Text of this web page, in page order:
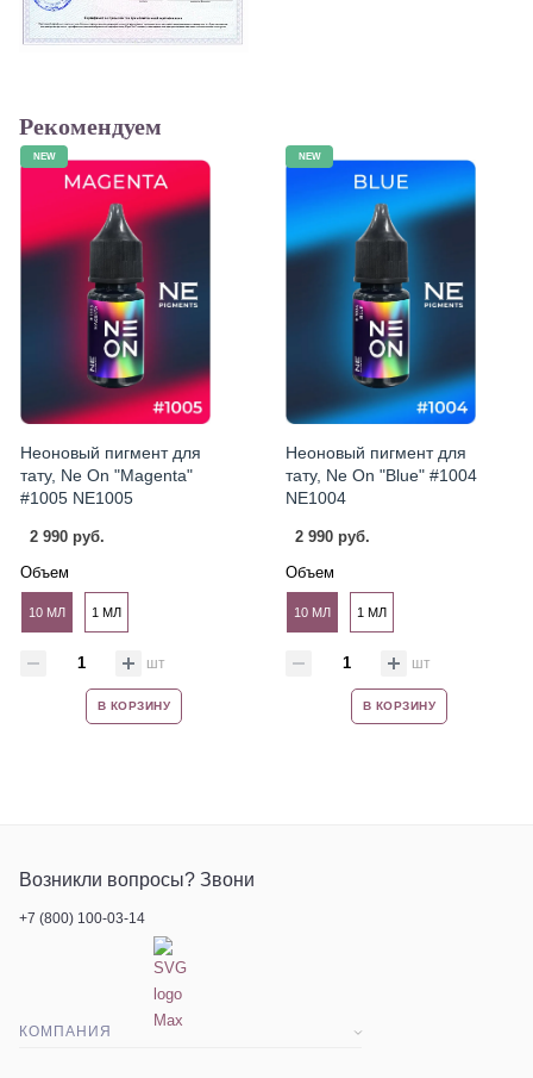
Рекомендуем
NEW
Неоновый пигмент для
тату, Ne On "Magenta"
#1005 NE1005
2 990 руб.
Объем
10 МЛ 1 МЛ
шт
В КОРЗИНУ
NEW
Неоновый пигмент для
тату, Ne On "Blue" #1004
NE1004
2 990 руб.
Объем
10 МЛ 1 МЛ
шт
В КОРЗИНУ
КОМПАНИЯ
Возникли вопросы? Звони
+7 (800) 100-03-14